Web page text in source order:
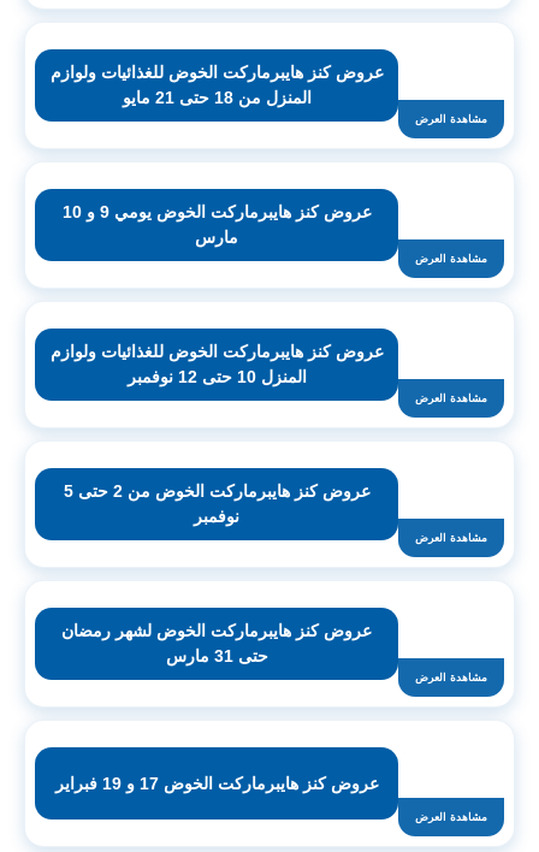
مشاهدة العرض
عروض كنز هايبرماركت الخوض للغذائيات ولوازم
المنزل من 18 حتى 21 مايو
مشاهدة العرض
عروض كنز هايبرماركت الخوض يومي 9 و 10
مارس
مشاهدة العرض
عروض كنز هايبرماركت الخوض للغذائيات ولوازم
المنزل 10 حتى 12 نوفمبر
مشاهدة العرض
عروض كنز هايبرماركت الخوض من 2 حتى 5
نوفمبر
مشاهدة العرض
عروض كنز هايبرماركت الخوض لشهر رمضان
حتى 31 مارس
مشاهدة العرض
عروض كنز هايبرماركت الخوض 17 و 19 فبراير